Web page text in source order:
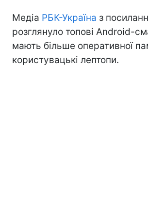
Медіа РБК-Україна з
розглянуло топові Android-
мають більше оперативної
користувацькі лептопи.